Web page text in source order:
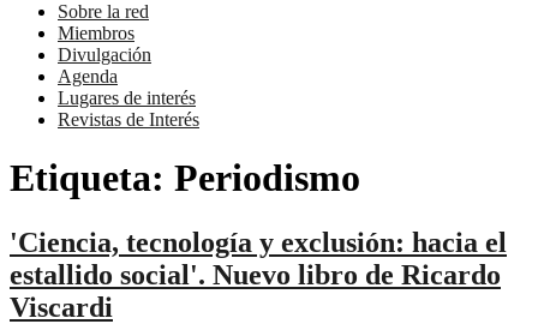
Sobre la red
Miembros
Divulgación
Agenda
Lugares de interés
Revistas de Interés
Etiqueta: Periodismo
'Ciencia, tecnología y exclusión: hacia el
estallido social'. Nuevo libro de Ricardo
Viscardi